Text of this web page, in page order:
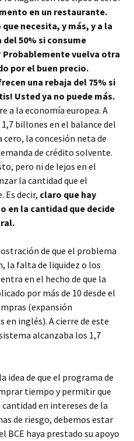
en un restaurante.
necesita, y más, y a la
50% si consume
Probablemente vuelva otra
por el buen precio.
una rebaja del 75% si
Usted ya no puede más.
a la economía europea. A
billones en el balance del
la concesión neta de
de crédito solvente.
pero ni de lejos en el
la cantidad que el
Es decir, claro que hay
en la cantidad que decide
de que el problema
la falta de liquidez o los
en el hecho de que la
por más de 10 desde el
(expansión
en inglés). A cierre de este
alcanzaba los 1,7
idea de que el programa de
tiempo y permitir que
en intereses de la
de riesgo, debemos estar
BCE haya prestado su apoyo